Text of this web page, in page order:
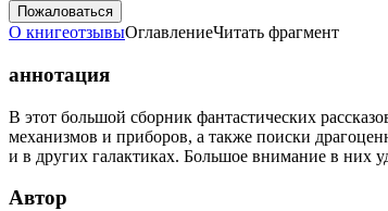
Пожаловаться
О книгеотзывыОглавлениеЧитать фрагмент
аннотация
В этот большой сборник фантастических
механизмов и приборов, а также поиски
и в других галактиках. Большое внимание в них
Автор